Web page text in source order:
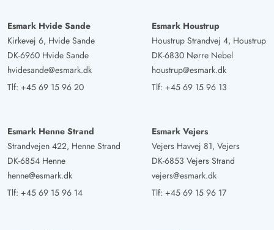
Esmark Hvide Sande
Kirkevej 6, Hvide Sande
DK-6960 Hvide Sande
hvidesande@esmark.dk
Tlf: +45 69 15 96 20
Esmark Houstrup
Houstrup Strandvej 4, Houstrup
DK-6830 Nørre Nebel
houstrup@esmark.dk
Tlf: +45 69 15 96 13
Esmark Henne Strand
Strandvejen 422, Henne Strand
DK-6854 Henne
henne@esmark.dk
Tlf: +45 69 15 96 14
Esmark Vejers
Vejers Havvej 81, Vejers
DK-6853 Vejers Strand
vejers@esmark.dk
Tlf: +45 69 15 96 17